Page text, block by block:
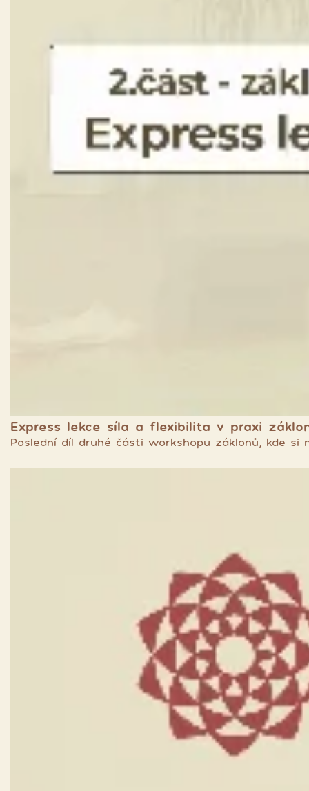
Express lekce síla a flexibilita v praxi
Poslední díl druhé části workshopu záklonů, kde